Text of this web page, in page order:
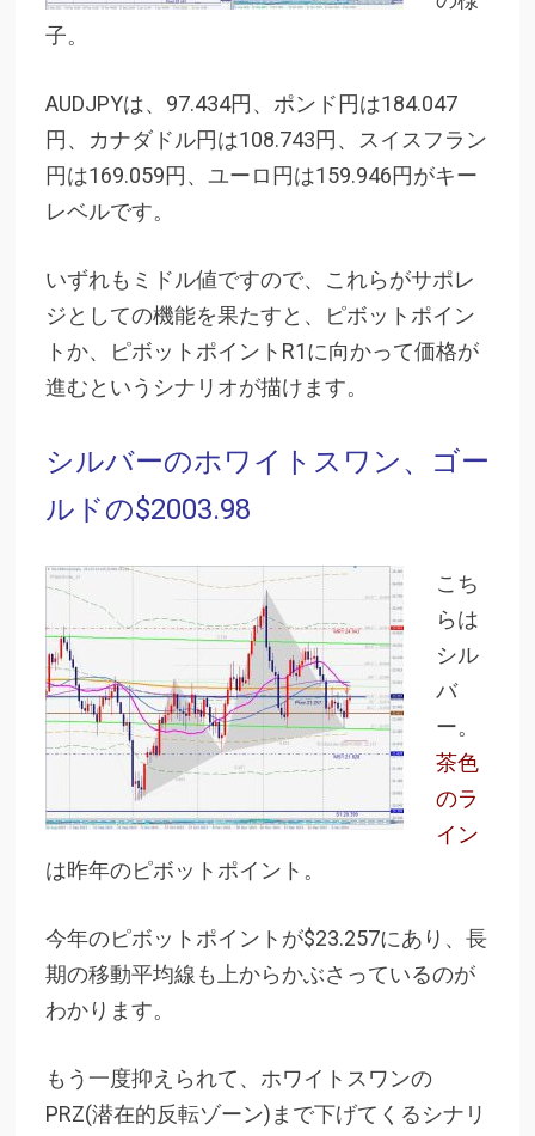
子。
AUDJPYは、97.434円、ポンド円は184.047
円、カナダドル円は108.743円、スイスフラン
円は169.059円、ユーロ円は159.946円がキー
レベルです。
いずれもミドル値ですので、これらがサポレ
ジとしての機能を果たすと、ピボットポイン
トか、ピボットポイントR1に向かって価格が
進むというシナリオが描けます。
シルバーのホワイトスワン、ゴー
ルドの$2003.98
こち
らは
シル
バ
ー。
茶色
のラ
イン
は昨年のピボットポイント。
今年のピボットポイントが$23.257にあり、長
期の移動平均線も上からかぶさっているのが
わかります。
もう一度抑えられて、ホワイトスワンの
PRZ(潜在的反転ゾーン)まで下げてくるシナリ